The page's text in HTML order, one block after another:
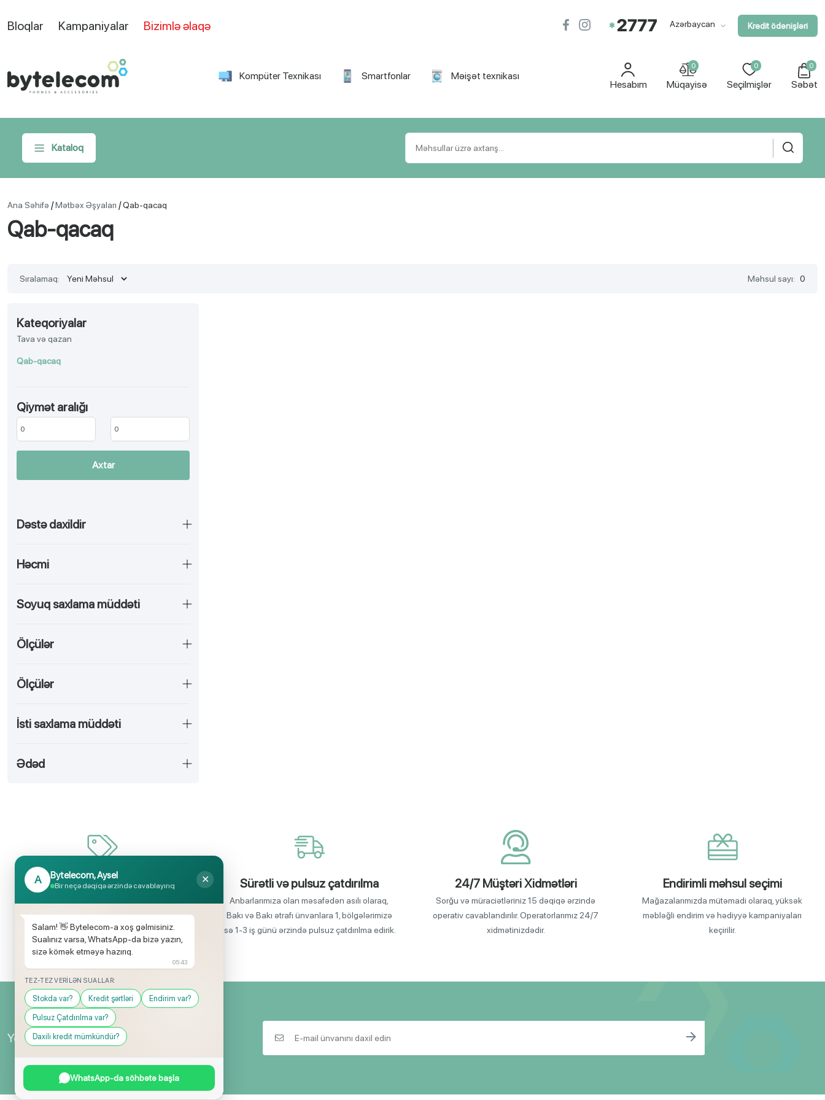
Bloqlar Kampaniyalar Bizimlə əlaqə Azərbaycan Kredit ödənişləri
Kompüter Texnikası Smartfonlar Məişət texnikası
Hesabım
0
Müqayisə
0
Seçilmişlər
0
Səbət
Kataloq
Ana Səhifə /Mətbəx Əşyaları /Qab-qacaq
Qab-qacaq
Sıralamaq: Məhsul sayı: 0
Kateqoriyalar
Tava və qazan
Qab-qacaq
Qiymət aralığı
Axtar
Dəstə daxildir
Həcmi
Soyuq saxlama müddəti
Ölçülər
Ölçülər
İsti saxlama müddəti
Ədəd
İnanılmaz uyğun qiymətlər
idxalçısı olaraq satış qiymətlərinin aşağı
olmasını rahatlıqla təmin edə bilirik.
Sürətli və pulsuz çatdırılma
Anbarlarımıza olan məsafədən asılı olaraq,
Bakı və Bakı ətrafı ünvanlara 1, bölgələrimizə
isə 1-3 iş günü ərzində pulsuz çatdırılma edirik.
24/7 Müştəri Xidmətləri
Sorğu və müraciətləriniz 15 dəqiqə ərzində
operativ cavablandırılır. Operatorlarımız 24/7
xidmətinizdədir.
Endirimli məhsul seçimi
Mağazalarımızda mütəmadi olaraq, yüksək
məbləğli endirim və hədiyyə kampaniyaları
keçirilir.
Yeniliklərimizdən ilk siz xəbərdar olun!
A Bytelecom, Aysel
Bir neçə dəqiqə ərzində cavablayırıq
✕
Salam! 👋 Bytelecom-a xoş gəlmisiniz.
Sualınız varsa, WhatsApp-da bizə yazın,
sizə kömək etməyə hazırıq.
05:43
TEZ-TEZ VERILƏN SUALLAR:
Stokda var? Kredit şərtləri Endirim var?
Pulsuz Çatdırılma var?
Daxili kredit mümkündür?
WhatsApp-da söhbətə başla